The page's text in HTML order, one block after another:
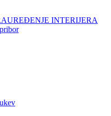
UREĐENJE INTERIJERA